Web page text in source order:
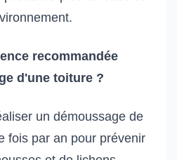
recommandée
d'une toiture ?
un démoussage de
fois par an pour prévenir